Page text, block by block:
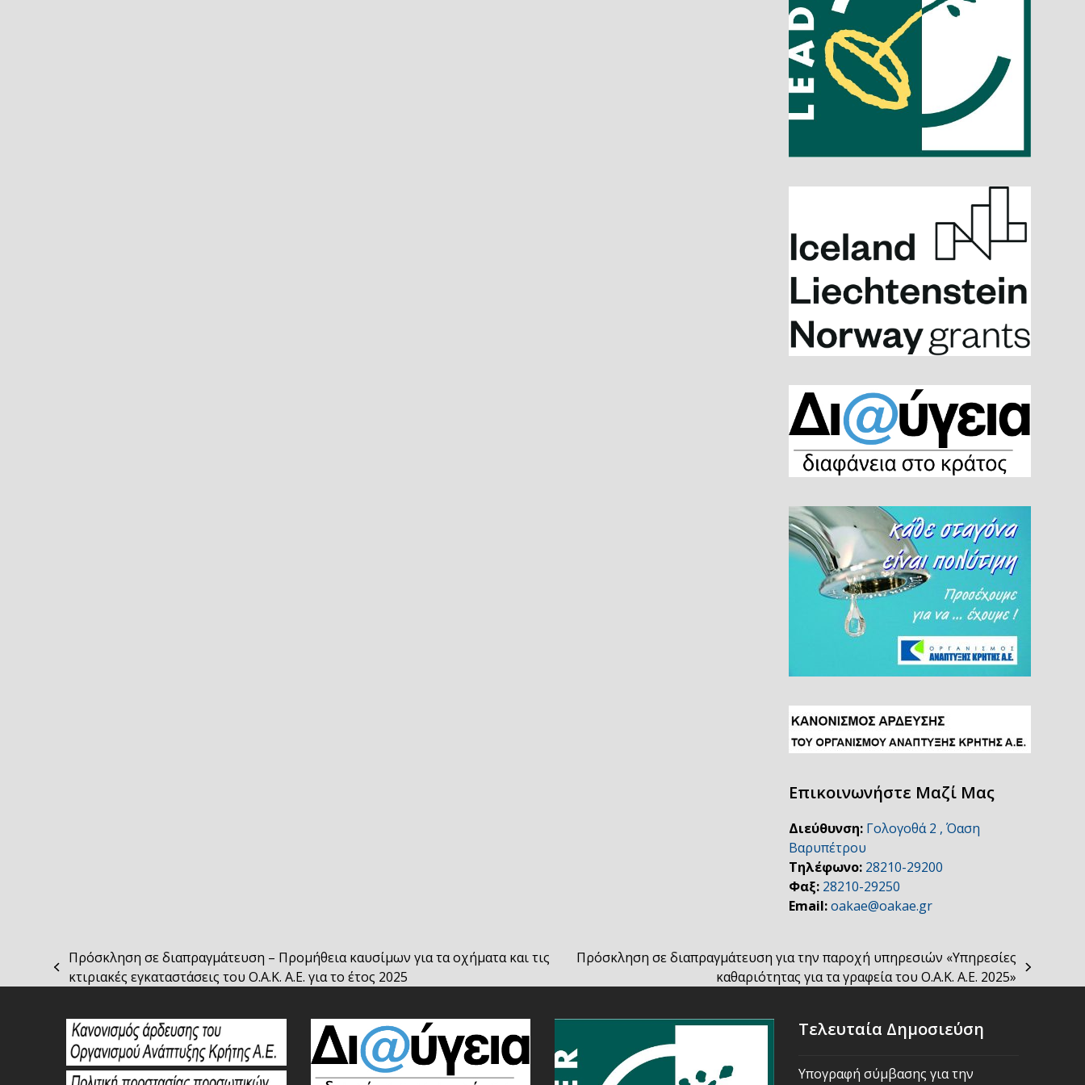
Επικοινωνήστε Μαζί Μας
Διεύθυνση: Γολογοθά 2 , Όαση
Βαρυπέτρου
Τηλέφωνο: 28210-29200
Φαξ: 28210-29250
Email:oakae@oakae.gr
previous
Πρόσκληση σε διαπραγμάτευση – Προμήθεια καυσίμων για τα οχήματα και τις
κτιριακές εγκαταστάσεις του Ο.Α.Κ. Α.Ε. για το έτος 2025
Πρόσκληση σε διαπραγμάτευση για την παροχή υπηρεσιών «Υπηρεσίες
καθαριότητας για τα γραφεία του Ο.Α.Κ. Α.Ε. 2025»
Τελευταία Δημοσιεύση
Υπογραφή σύμβασης για την